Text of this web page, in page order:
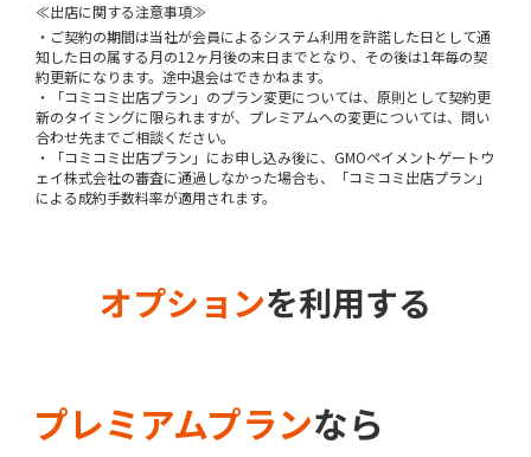
≪出店に関する注意事項≫
・ご契約の期間は当社が会員によるシステム利用を許諾した日として通
知した日の属する月の12ヶ月後の末日までとなり、その後は1年毎の契
約更新になります。途中退会はできかねます。
・「コミコミ出店プラン」のプラン変更については、原則として契約更
新のタイミングに限られますが、プレミアムへの変更については、問い
合わせ先までご相談ください。
・「コミコミ出店プラン」にお申し込み後に、GMOペイメントゲートウ
ェイ株式会社の審査に通過しなかった場合も、「コミコミ出店プラン」
による成約手数料率が適用されます。
オプションを利用する
プレミアムプランなら